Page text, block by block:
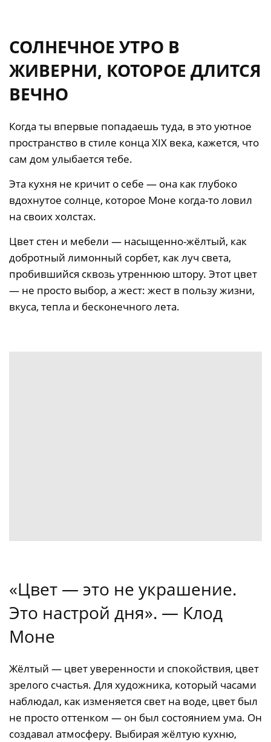
СОЛНЕЧНОЕ УТРО В
ЖИВЕРНИ, КОТОРОЕ ДЛИТСЯ
ВЕЧНО
Когда ты впервые попадаешь туда, в это уютное
пространство в стиле конца XIX века, кажется, что
сам дом улыбается тебе.
Эта кухня не кричит о себе — она как глубоко
вдохнутое солнце, которое Моне когда-то ловил
на своих холстах.
Цвет стен и мебели — насыщенно-жёлтый, как
добротный лимонный сорбет, как луч света,
пробившийся сквозь утреннюю штору. Этот цвет
— не просто выбор, а жест: жест в пользу жизни,
вкуса, тепла и бесконечного лета.
«Цвет — это не украшение.
Это настрой дня». — Клод
Моне
Жёлтый — цвет уверенности и спокойствия, цвет
зрелого счастья. Для художника, который часами
наблюдал, как изменяется свет на воде, цвет был
не просто оттенком — он был состоянием ума. Он
создавал атмосферу. Выбирая жёлтую кухню,